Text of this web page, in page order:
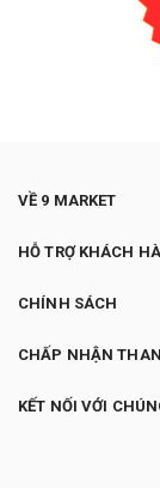
VỀ 9 MARKET
HỖ TRỢ KHÁCH
CHÍNH SÁCH
CHẤP NHẬN
KẾT NỐI VỚI